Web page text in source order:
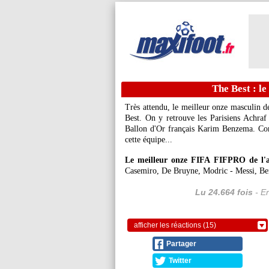
The Best :
Très attendu, le meilleur onze masculin
Best. On y retrouve les Parisiens
Ballon d'Or français Karim Benzema.
cette équipe...
Le meilleur onze FIFA FIFPRO de
Casemiro, De Bruyne, Modric - Messi,
Lu 24.664 fois -
afficher les réactions (15)
Partager
Twitter